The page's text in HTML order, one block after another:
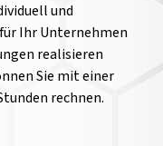
und
Ihr Unternehmen
realisieren
Sie mit einer
rechnen.